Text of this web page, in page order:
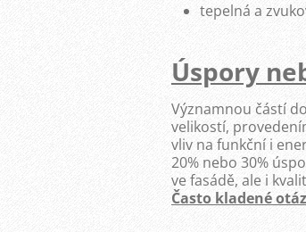
tepelná a
Úspory
Významnou částí
velikostí,
vliv na funkční i
20% nebo 30%
ve fasádě, ale i
Často kladené